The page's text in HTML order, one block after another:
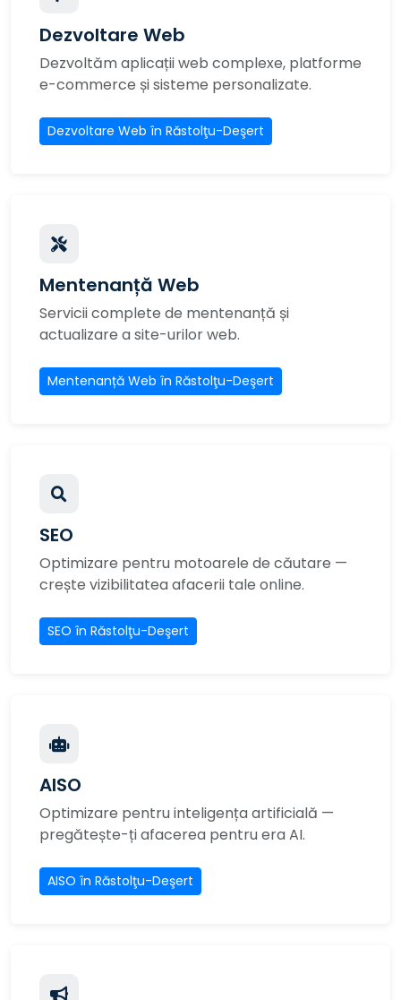
Dezvoltare Web
Dezvoltăm aplicații web complexe, platforme
e-commerce și sisteme personalizate.
Dezvoltare Web în Răstolţu-Deşert
Mentenanță Web
Servicii complete de mentenanță și
actualizare a site-urilor web.
Mentenanță Web în Răstolţu-Deşert
SEO
Optimizare pentru motoarele de căutare —
crește vizibilitatea afacerii tale online.
SEO în Răstolţu-Deşert
AISO
Optimizare pentru inteligența artificială —
pregătește-ți afacerea pentru era AI.
AISO în Răstolţu-Deşert